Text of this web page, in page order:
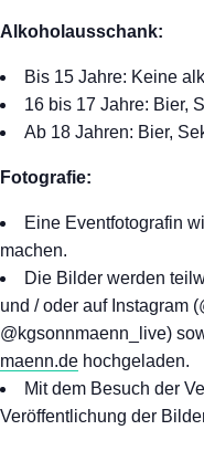
Alkoholausschank:
Bis 15 Jahre: Keine
16 bis 17 Jahre: Bier,
Ab 18 Jahren: Bier,
Fotografie:
Eine Eventfotografin
machen.
Die Bilder werden
und / oder auf Instagram
@kgsonnmaenn_live)
maenn.de hochgeladen.
Mit dem Besuch der
Veröffentlichung der